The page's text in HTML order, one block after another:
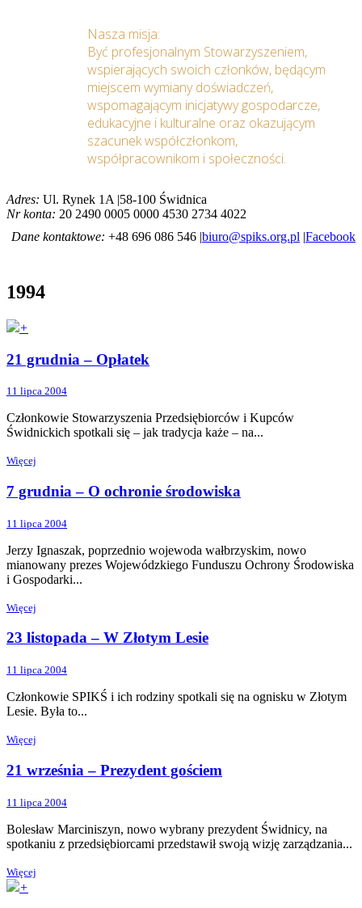
Nasza misja:
Być profesjonalnym Stowarzyszeniem,
wspierających swoich członków, będącym
miejscem wymiany doświadczeń,
wspomagającym inicjatywy gospodarcze,
edukacyjne i kulturalne oraz okazującym
szacunek współczłonkom,
współpracownikom i społeczności.
Adres: Ul. Rynek 1A |58-100 Świdnica
Nr konta: 20 2490 0005 0000 4530 2734 4022
Dane kontaktowe: +48 696 086 546 |biuro@spiks.org.pl |Facebook
1994
+
21 grudnia – Opłatek
11 lipca 2004
Członkowie Stowarzyszenia Przedsiębiorców i Kupców
Świdnickich spotkali się – jak tradycja każe – na...
Więcej
7 grudnia – O ochronie środowiska
11 lipca 2004
Jerzy Ignaszak, poprzednio wojewoda wałbrzyskim, nowo
mianowany prezes Wojewódzkiego Funduszu Ochrony Środowiska
i Gospodarki...
Więcej
23 listopada – W Złotym Lesie
11 lipca 2004
Członkowie SPIKŚ i ich rodziny spotkali się na ognisku w Złotym
Lesie. Była to...
Więcej
21 września – Prezydent gościem
11 lipca 2004
Bolesław Marciniszyn, nowo wybrany prezydent Świdnicy, na
spotkaniu z przedsiębiorcami przedstawił swoją wizję zarządzania...
Więcej
+